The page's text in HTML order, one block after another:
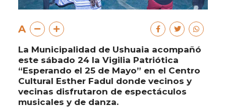
A
La Municipalidad de Ushuaia acompañó
este sábado 24 la Vigilia Patriótica
“Esperando el 25 de Mayo” en el Centro
Cultural Esther Fadul donde vecinos y
vecinas disfrutaron de espectáculos
musicales y de danza.